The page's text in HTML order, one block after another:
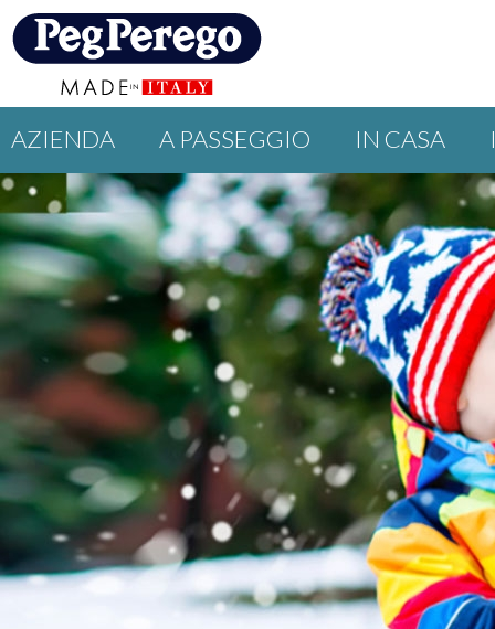
AZIENDA A PASSEGGIO IN CASA
PROMOZIONI
GUIDE EVENTI